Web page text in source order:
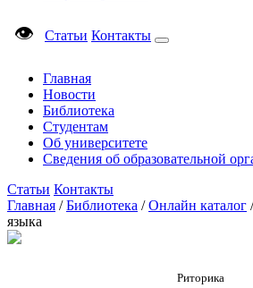
👁 Статьи Контакты
Главная
Новости
Библиотека
Студентам
Об университете
Сведения об образовательной
Статьи Контакты
Главная / Библиотека / Онлайн каталог /
языка
Риторика